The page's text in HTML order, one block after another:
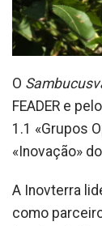
O
FEADER e
1.1 «Grupos
«Inovação»
A Inovterra
como